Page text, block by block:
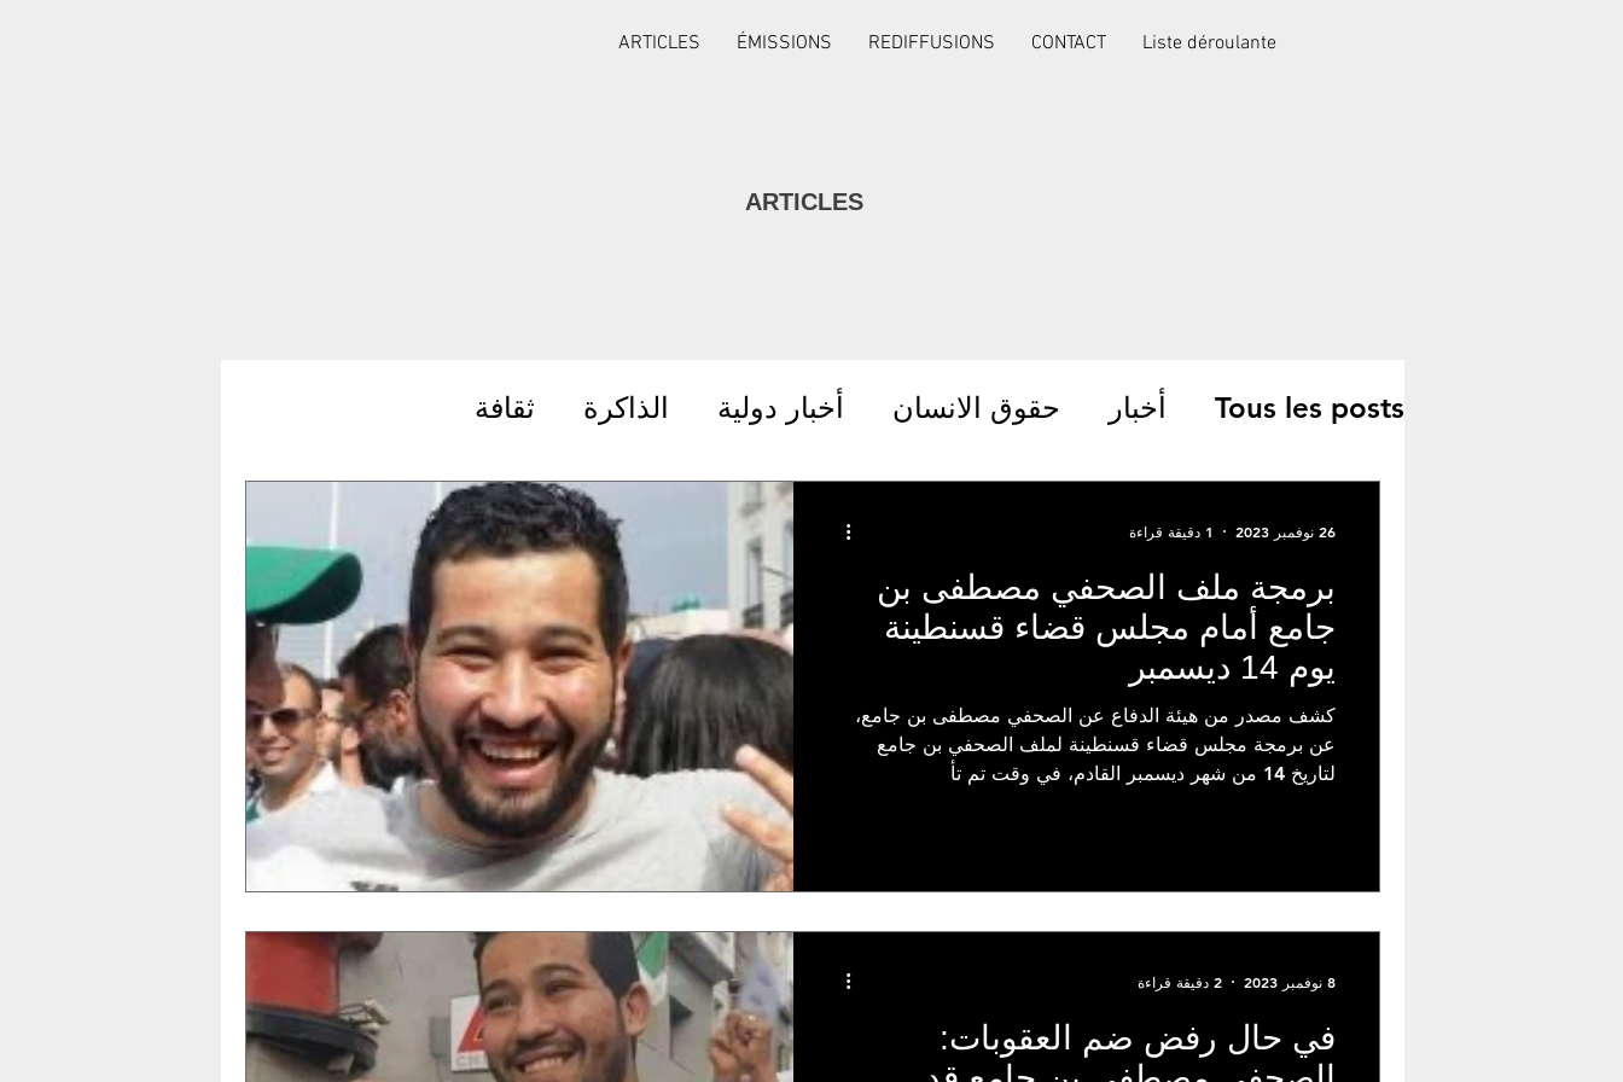
ARTICLES ÉMISSIONS REDIFFUSIONS CONTACT Liste déroulante
ARTICLES
Tous les posts أخبار حقوق الانسان أخبار دولية الذاكرة ثقافة
برمجة ملف الصحفي مصطفى بن
جامع أمام مجلس قضاء قسنطينة
يوم 14 ديسمبر
كشف مصدر من هيئة الدفاع عن الصحفي مصطفى بن جامع،
عن برمجة مجلس قضاء قسنطينة لملف الصحفي بن جامع
لتاريخ 14 من شهر ديسمبر القادم، في وقت تم تأ
26 نوفمبر 2023 1 دقيقة قراءة
في حال رفض ضم العقوبات:
8 نوفمبر 2023 2 دقيقة قراءة